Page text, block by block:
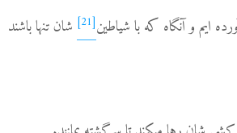
[21]
شان تنها باشند